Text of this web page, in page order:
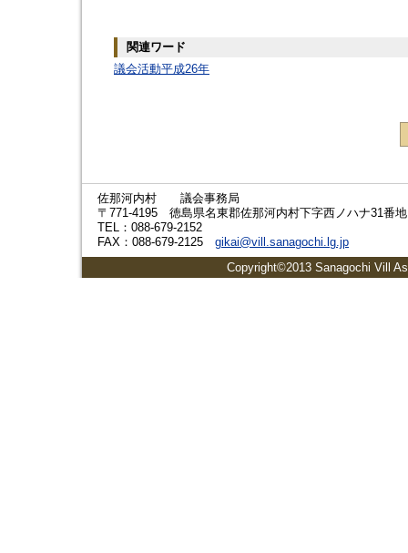
関連ワード
議会活動平成26年
佐那河内村 議会事務局
〒771-4195 徳島県名東郡佐那河内村下字西ノハナ31番地
TEL：088-679-2152
FAX：088-679-2125 gikai@vill.sanagochi.lg.jp
Copyright©2013 Sanagochi Vill